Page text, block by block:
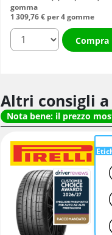
gomma
1 309,76€ per 4 gomme
quantità
Compra
Altri consigli
Nota bene: il prezzo